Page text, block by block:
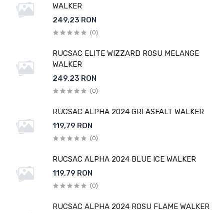
WALKER
249,23 RON
(0)
RUCSAC ELITE WIZZARD ROSU MELANGE
WALKER
249,23 RON
(0)
RUCSAC ALPHA 2024 GRI ASFALT WALKER
119,79 RON
(0)
RUCSAC ALPHA 2024 BLUE ICE WALKER
119,79 RON
(0)
RUCSAC ALPHA 2024 ROSU FLAME WALKER